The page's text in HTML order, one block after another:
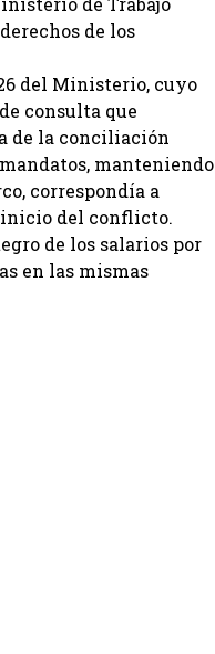
de los
del Ministerio, cuyo
consulta que
de la conciliación
manteniendo
correspondía a
inicio del conflicto.
de los salarios por
en las mismas